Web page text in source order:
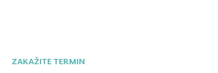
ZAKAŽITE TERMIN